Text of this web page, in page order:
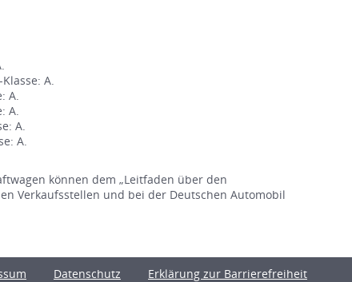
-Klasse: A.
A.
A.
A.
A.
können dem „Leitfaden über den
Verkaufsstellen und bei der Deutschen Automobil
Datenschutz Erklärung zur Barrierefreiheit